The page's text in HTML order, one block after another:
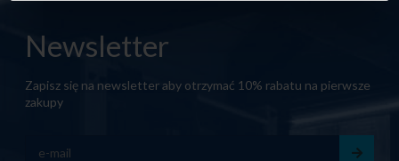
Newsletter
Zapisz się na newsletter aby otrzymać 10% rabatu na pierwsze
zakupy